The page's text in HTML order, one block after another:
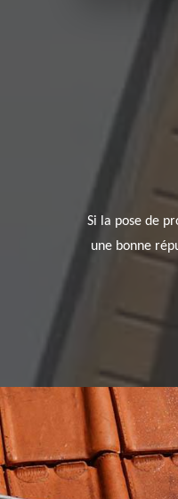
Si la pose de
une bonne